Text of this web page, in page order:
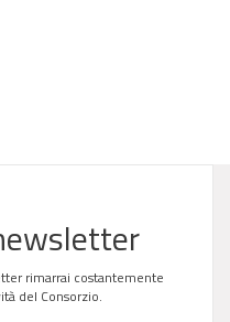
rimarrai costantemente
del Consorzio.